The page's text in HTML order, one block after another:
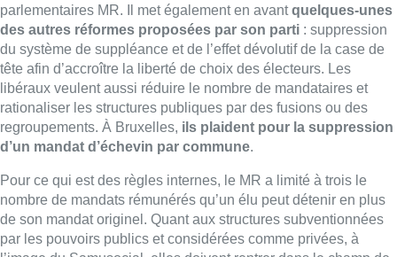
parlementaires MR. Il met également en avantquelques-unes
des autres réformes proposées par son parti : suppression
du système de suppléance et de l’effet dévolutif de la case de
tête afin d’accroître la liberté de choix des électeurs. Les
libéraux veulent aussi réduire le nombre de mandataires et
rationaliser les structures publiques par des fusions ou des
regroupements. À Bruxelles, ils plaident pour la suppression
d’un mandat d’échevin par commune.
Pour ce qui est des règles internes, le MR a limité à trois le
nombre de mandats rémunérés qu’un élu peut détenir en plus
de son mandat originel. Quant aux structures subventionnées
par les pouvoirs publics et considérées comme privées, à